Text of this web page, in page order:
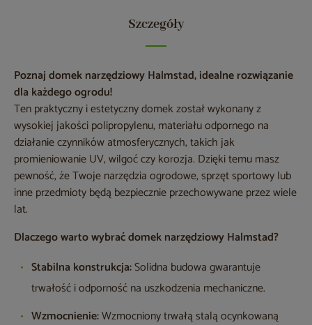
Szczegóły
Poznaj domek narzędziowy Halmstad, idealne rozwiązanie
dla każdego ogrodu!
Ten praktyczny i estetyczny domek został wykonany z
wysokiej jakości polipropylenu, materiału odpornego na
działanie czynników atmosferycznych, takich jak
promieniowanie UV, wilgoć czy korozja. Dzięki temu masz
pewność, że Twoje narzędzia ogrodowe, sprzęt sportowy lub
inne przedmioty będą bezpiecznie przechowywane przez wiele
lat.
Dlaczego warto wybrać domek narzędziowy Halmstad?
Stabilna konstrukcja:Solidna budowa gwarantuje
trwałość i odporność na uszkodzenia mechaniczne.
Wzmocnienie:Wzmocniony trwałą stalą ocynkowaną